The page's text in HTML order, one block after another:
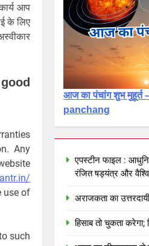
आप
के लिए
Any
use of
such
आज का पंचांग शुभ मुहूर्त
panchang
एपस्टीन फाइल :
रंजित षड्यंत्र और
अराजकता का
हिसाब तो चुकता